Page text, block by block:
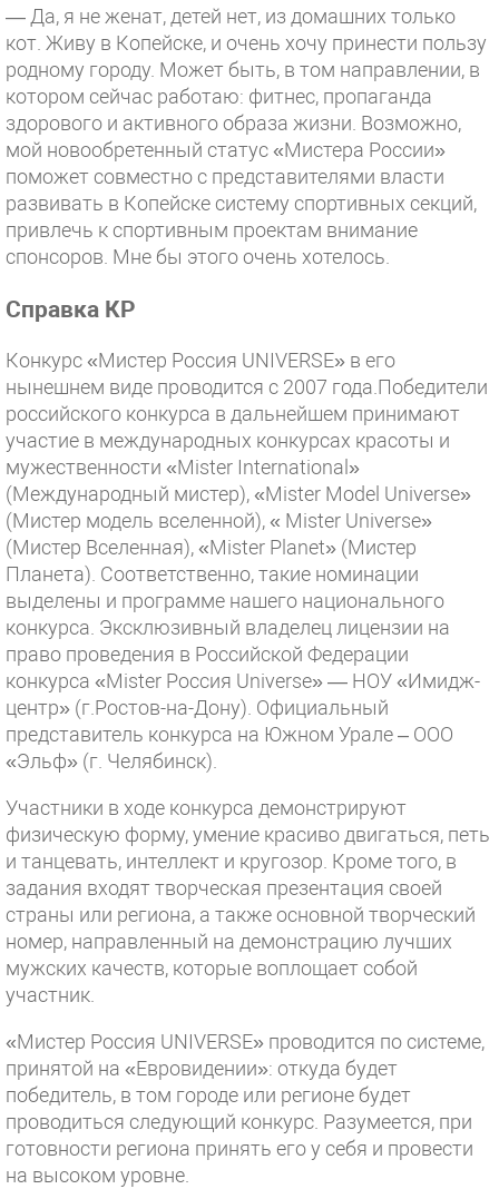
— Да, я не женат, детей нет, из домашних только
кот. Живу в Копейске, и очень хочу принести пользу
родному городу. Может быть, в том направлении, в
котором сейчас работаю: фитнес, пропаганда
здорового и активного образа жизни. Возможно,
мой новообретенный статус «Мистера России»
поможет совместно с представителями власти
развивать в Копейске систему спортивных секций,
привлечь к спортивным проектам внимание
спонсоров. Мне бы этого очень хотелось.
Справка КР
Конкурс «Мистер Россия UNIVERSE» в его
нынешнем виде проводится с 2007 года.Победители
российского конкурса в дальнейшем принимают
участие в международных конкурсах красоты и
мужественности «Mister International»
(Международный мистер), «Mister Model Universe»
(Мистер модель вселенной), « Mister Universe»
(Мистер Вселенная), «Mister Planet» (Мистер
Планета). Соответственно, такие номинации
выделены и программе нашего национального
конкурса. Эксклюзивный владелец лицензии на
право проведения в Российской Федерации
конкурса «Mister Россия Universe» — НОУ «Имидж-
центр» (г.Ростов-на-Дону). Официальный
представитель конкурса на Южном Урале – ООО
«Эльф» (г. Челябинск).
Участники в ходе конкурса демонстрируют
физическую форму, умение красиво двигаться, петь
и танцевать, интеллект и кругозор. Кроме того, в
задания входят творческая презентация своей
страны или региона, а также основной творческий
номер, направленный на демонстрацию лучших
мужских качеств, которые воплощает собой
участник.
«Мистер Россия UNIVERSE» проводится по системе,
принятой на «Евровидении»: откуда будет
победитель, в том городе или регионе будет
проводиться следующий конкурс. Разумеется, при
готовности региона принять его у себя и провести
на высоком уровне.